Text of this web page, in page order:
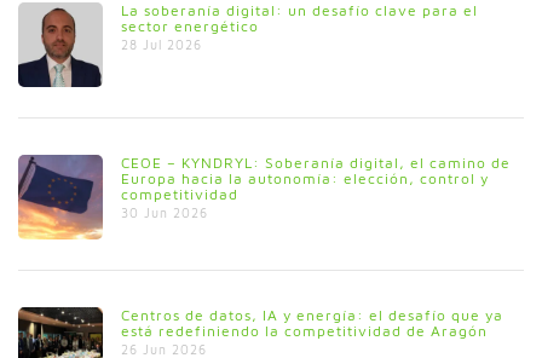
La soberanía digital: un desafío clave para el
sector energético
28 Jul 2026
CEOE – KYNDRYL: Soberanía digital, el camino de
Europa hacia la autonomía: elección, control y
competitividad
30 Jun 2026
Centros de datos, IA y energía: el desafío que ya
está redefiniendo la competitividad de Aragón
26 Jun 2026